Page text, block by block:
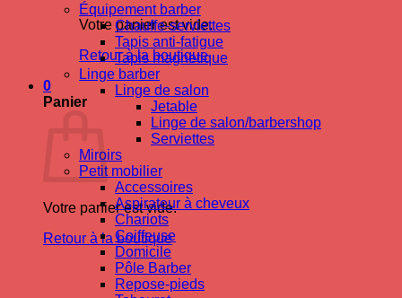
Votre panier est vide.
Retour à la boutique
0
Panier
Votre panier est vide.
Retour à la boutique
Équipement barber
Chauffe-serviettes
Tapis anti-fatigue
Tapis magnetique
Linge barber
Linge de salon
Jetable
Linge de salon/barbershop
Serviettes
Miroirs
Petit mobilier
Accessoires
Aspirateur à cheveux
Chariots
Coiffeuse
Domicile
Pôle Barber
Repose-pieds